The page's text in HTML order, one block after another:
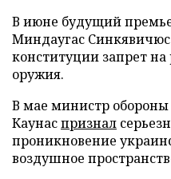
В июне будущий
Миндаугас Синкявичюс
конституции запрет
оружия.
В мае министр обороны
Каунаспризнал
проникновение
воздушное